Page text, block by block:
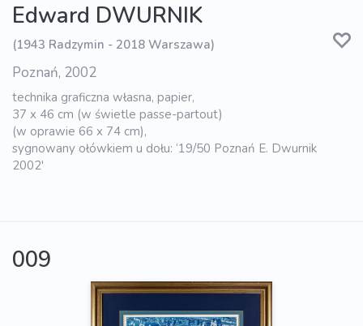
Edward DWURNIK
(1943 Radzymin - 2018 Warszawa)
Poznań, 2002
technika graficzna własna, papier,
37 x 46 cm (w świetle passe-partout)
(w oprawie 66 x 74 cm),
sygnowany ołówkiem u dołu: ‘19/50 Poznań E. Dwurnik
2002'
009